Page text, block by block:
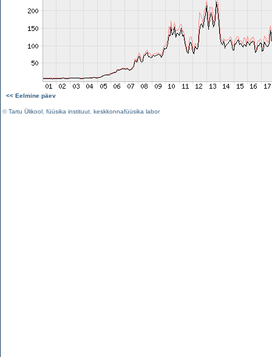
<< Eelmine päev
©Tartu Ülikool füüsika instituut keskkonnafüüsika labor